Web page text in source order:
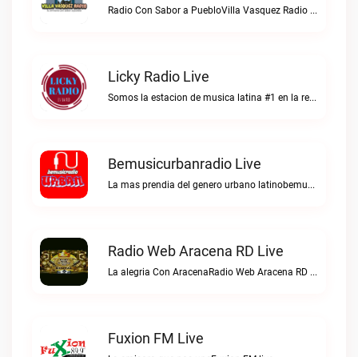
Radio Con Sabor a PuebloVilla Vasquez Radio live
Licky Radio Live
Somos la estacion de musica latina #1 en la red.Licky Radio live
Bemusicurbanradio Live
La mas prendia del genero urbano latinobemusicurbanradio live
Radio Web Aracena RD Live
La alegria Con AracenaRadio Web Aracena RD live
Fuxion FM Live